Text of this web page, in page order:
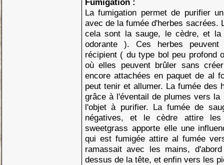
Fumigation :
La fumigation permet de purifier
avec de la fumée d'herbes sacrées.
cela sont la sauge, le cèdre, et la
odorante ). Ces herbes
récipient ( du type bol peu profond
où elles peuvent brûler sans
encore attachées en paquet de al
peut tenir et allumer. La fumée des
grâce à l'éventail de plumes vers
l'objet à purifier. La fumée de
négatives, et le cèdre attire les
sweetgrass apporte elle une
qui est fumigée attire al fumée
ramassait avec les mains,
dessus de la tête, et enfin vers les